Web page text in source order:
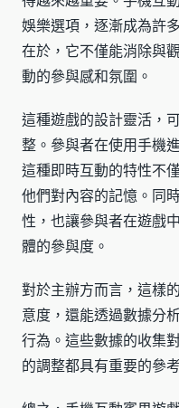
娛樂選項，逐漸成為許
在於，它不僅能消除與
動的參與感和氛圍。
這種遊戲的設計靈活，
整。參與者在使用手機
這種即時互動的特性不
他們對內容的記憶。同
性，也讓參與者在遊戲
體的參與度。
對於主辦方而言，這樣
意度，還能透過數據分
行為。這些數據的收集
的調整都具有重要的參